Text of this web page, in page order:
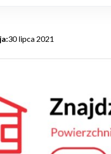
30 lipca 2021